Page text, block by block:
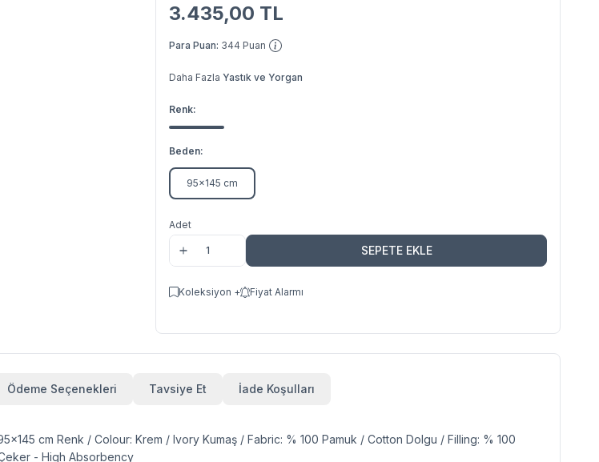
3.435,00 TL
Para Puan: 344 Puan
Daha Fazla Yastık ve Yorgan
Renk:
Beden:
95x145 cm
Adet
SEPETE EKLE
Koleksiyon + Fiyat Alarmı
Ödeme Seçenekleri Tavsiye Et İade Koşulları
cm Renk / Colour: Krem / Ivory Kumaş / Fabric: % 100 Pamuk / Cotton Dolgu / Filling: % 100
- High Absorbency